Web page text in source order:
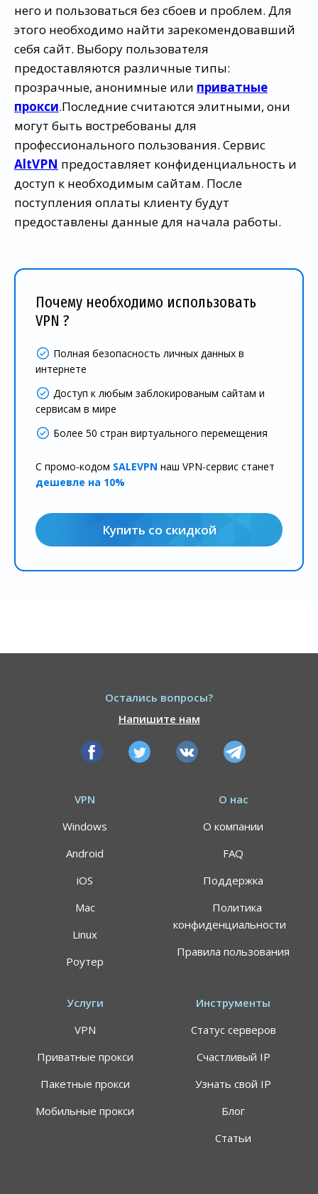
него и пользоваться без сбоев и проблем. Для
этого необходимо найти зарекомендовавший
себя сайт. Выбору пользователя
предоставляются различные типы:
прозрачные, анонимные или приватные
прокси.Последние считаются элитными, они
могут быть востребованы для
профессионального пользования. Сервис
AltVPN предоставляет конфиденциальность и
доступ к необходимым сайтам. После
поступления оплаты клиенту будут
предоставлены данные для начала работы.
Почему необходимо использовать
VPN ?
Полная безопасность личных данных в
интернете
Доступ к любым заблокированым сайтам и
сервисам в мире
Более 50 стран виртуального перемещения
С промо-кодом SALEVPN наш VPN-сервис станет
дешевле на 10%
Купить со скидкой
Остались вопросы?
Напишите нам
VPN
Windows
Android
iOS
Mac
Linux
Роутер
О нас
О компании
FAQ
Поддержка
Политика
конфиденциальности
Правила пользования
Услуги
VPN
Приватные прокси
Пакетные прокси
Мобильные прокси
Инструменты
Статус серверов
Счастливый IP
Узнать свой IP
Блог
Статьи